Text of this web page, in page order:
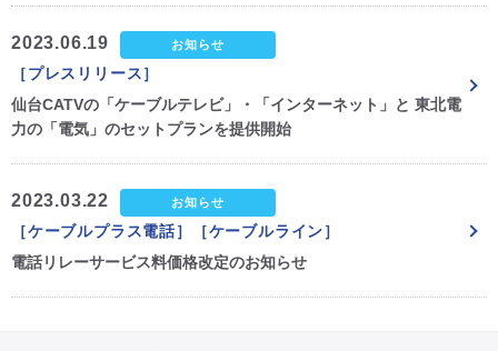
2023.06.19 お知らせ
［プレスリリース］
仙台CATVの「ケーブルテレビ」・「インターネット」と 東北電
力の「電気」のセットプランを提供開始
2023.03.22 お知らせ
［ケーブルプラス電話］［ケーブルライン］
電話リレーサービス料価格改定のお知らせ